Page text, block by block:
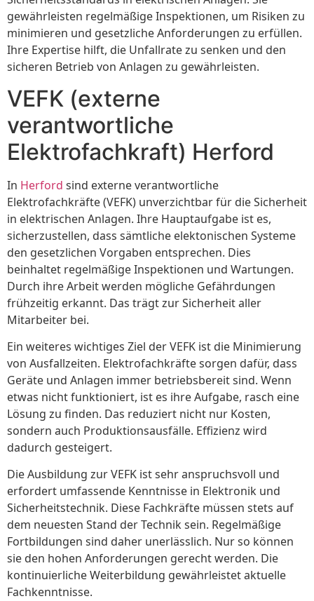
gewährleisten regelmäßige Inspektionen, um Risiken zu
minimieren und gesetzliche Anforderungen zu erfüllen.
Ihre Expertise hilft, die Unfallrate zu senken und den
sicheren Betrieb von Anlagen zu gewährleisten.
VEFK (externe
verantwortliche
Elektrofachkraft) Herford
In Herford sind externe verantwortliche
Elektrofachkräfte (VEFK) unverzichtbar für die Sicherheit
in elektrischen Anlagen. Ihre Hauptaufgabe ist es,
sicherzustellen, dass sämtliche elektonischen Systeme
den gesetzlichen Vorgaben entsprechen. Dies
beinhaltet regelmäßige Inspektionen und Wartungen.
Durch ihre Arbeit werden mögliche Gefährdungen
frühzeitig erkannt. Das trägt zur Sicherheit aller
Mitarbeiter bei.
Ein weiteres wichtiges Ziel der VEFK ist die Minimierung
von Ausfallzeiten. Elektrofachkräfte sorgen dafür, dass
Geräte und Anlagen immer betriebsbereit sind. Wenn
etwas nicht funktioniert, ist es ihre Aufgabe, rasch eine
Lösung zu finden. Das reduziert nicht nur Kosten,
sondern auch Produktionsausfälle. Effizienz wird
dadurch gesteigert.
Die Ausbildung zur VEFK ist sehr anspruchsvoll und
erfordert umfassende Kenntnisse in Elektronik und
Sicherheitstechnik. Diese Fachkräfte müssen stets auf
dem neuesten Stand der Technik sein. Regelmäßige
Fortbildungen sind daher unerlässlich. Nur so können
sie den hohen Anforderungen gerecht werden. Die
kontinuierliche Weiterbildung gewährleistet aktuelle
Fachkenntnisse.